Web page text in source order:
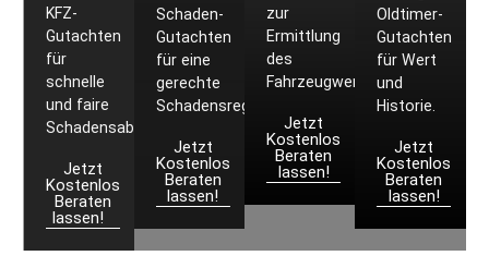
KFZ-
Gutachten
für
schnelle
und faire
Schadensabwicklung.
Jetzt
Kostenlos
Beraten
lassen!
Schaden-
Gutachten
für eine
gerechte
Schadensregulierung.
Jetzt
Kostenlos
Beraten
lassen!
zur
Ermittlung
des
Fahrzeugwerts.
Jetzt
Kostenlos
Beraten
lassen!
Oldtimer-
Gutachten
für Wert
und
Historie.
Jetzt
Kostenlos
Beraten
lassen!